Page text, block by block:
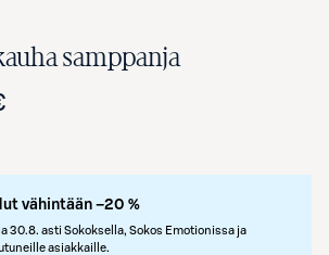
samppanja
vähintään –20 %
30.8. asti Sokoksella, Sokos Emotionissa ja
asiakkaille.